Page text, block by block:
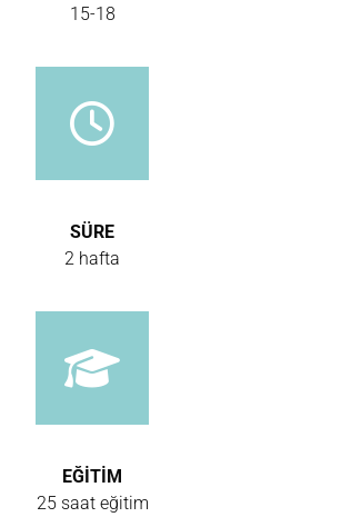
15-18
SÜRE
2 hafta
EĞİTİM
25 saat eğitim